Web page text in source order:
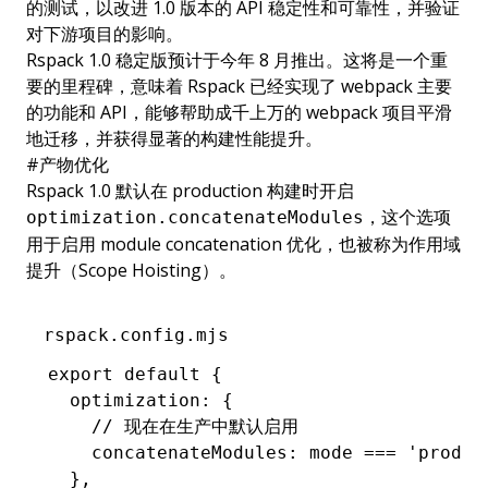
的测试，以改进 1.0 版本的 API 稳定性和可靠性，并验证
对下游项目的影响。
Rspack 1.0 稳定版预计于今年 8 月推出。这将是一个重
要的里程碑，意味着 Rspack 已经实现了 webpack 主要
的功能和 API，能够帮助成千上万的 webpack 项目平滑
地迁移，并获得显著的构建性能提升。
#产物优化
Rspack 1.0 默认在 production 构建时开启
optimization.concatenateModules ，这个选项
用于启用 module concatenation 优化，也被称为作用域
提升（Scope Hoisting）。
rspack.config.mjs
export
default
{
  optimization
:
{
    // 现在在生产中默认启用
    concatenateModules
: mode ===
  }
,